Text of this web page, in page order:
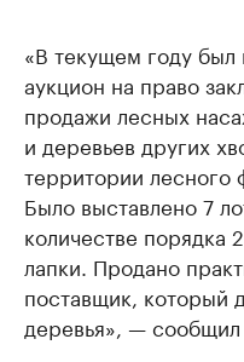
«В текущем году
аукцион на право
продажи лесных
и деревьев других
территории лесного
Было выставлено 7
количестве порядка
лапки. Продано
поставщик, который
деревья», — сообщил